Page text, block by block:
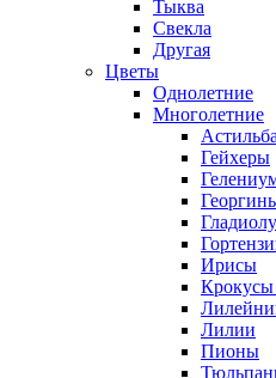
Тыква
Свекла
Другая
Цветы
Однолетние
Многолетние
Астильба
Гейхеры
Ирисы
Крокусы
Лилии
Пионы